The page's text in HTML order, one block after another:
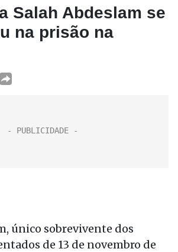
Salah Abdeslam se
na prisão na
único sobrevivente dos
de 13 de novembro de